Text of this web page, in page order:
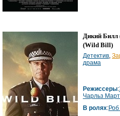
Дикий Билл
(Wild Bill)
Детектив,
драма
Режиссеры:
Чарльз
В ролях: